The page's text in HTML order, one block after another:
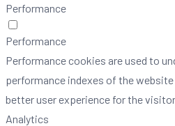
Performance
Performance
Performance cookies are used to
performance indexes of the
better user experience for the
Analytics